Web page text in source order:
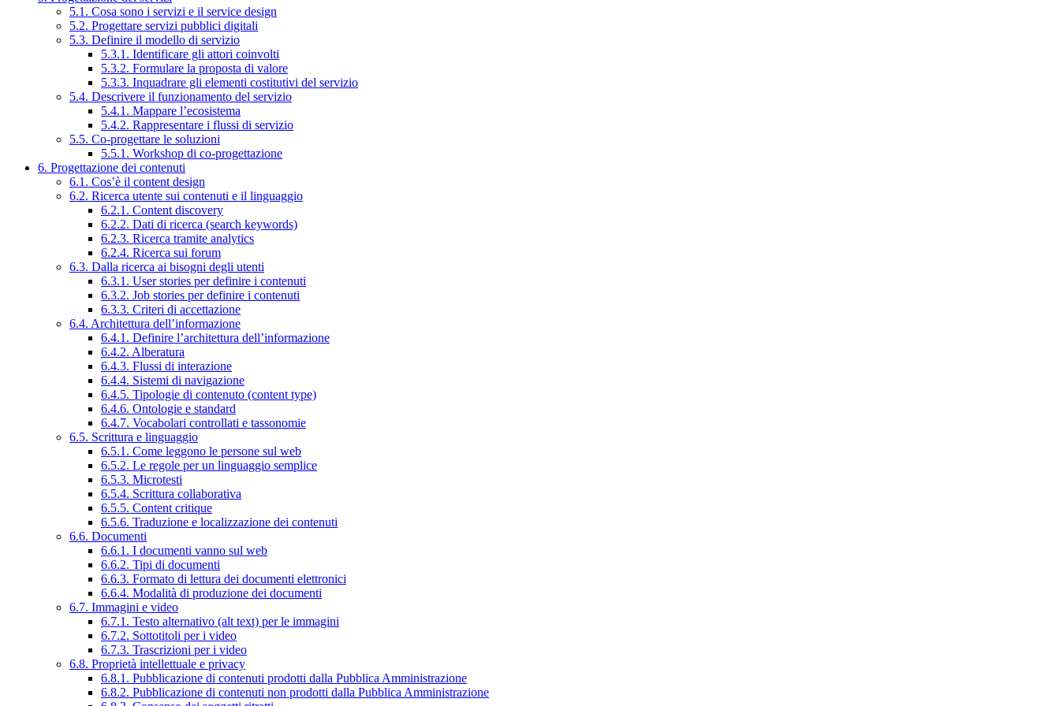
5.1. Cosa sono i servizi e il service design
5.2. Progettare servizi pubblici digitali
5.3. Definire il modello di servizio
5.3.1. Identificare gli attori coinvolti
5.3.2. Formulare la proposta di valore
5.3.3. Inquadrare gli elementi costitutivi del servizio
5.4. Descrivere il funzionamento del servizio
5.4.1. Mappare l’ecosistema
5.4.2. Rappresentare i flussi di servizio
5.5. Co-progettare le soluzioni
5.5.1. Workshop di co-progettazione
6. Progettazione dei contenuti
6.1. Cos’è il content design
6.2. Ricerca utente sui contenuti e il linguaggio
6.2.1. Content discovery
6.2.2. Dati di ricerca (search keywords)
6.2.3. Ricerca tramite analytics
6.2.4. Ricerca sui forum
6.3. Dalla ricerca ai bisogni degli utenti
6.3.1. User stories per definire i contenuti
6.3.2. Job stories per definire i contenuti
6.3.3. Criteri di accettazione
6.4. Architettura dell’informazione
6.4.1. Definire l’architettura dell’informazione
6.4.2. Alberatura
6.4.3. Flussi di interazione
6.4.4. Sistemi di navigazione
6.4.5. Tipologie di contenuto (content type)
6.4.6. Ontologie e standard
6.4.7. Vocabolari controllati e tassonomie
6.5. Scrittura e linguaggio
6.5.1. Come leggono le persone sul web
6.5.2. Le regole per un linguaggio semplice
6.5.3. Microtesti
6.5.4. Scrittura collaborativa
6.5.5. Content critique
6.5.6. Traduzione e localizzazione dei contenuti
6.6. Documenti
6.6.1. I documenti vanno sul web
6.6.2. Tipi di documenti
6.6.3. Formato di lettura dei documenti elettronici
6.6.4. Modalità di produzione dei documenti
6.7. Immagini e video
6.7.1. Testo alternativo (alt text) per le immagini
6.7.2. Sottotitoli per i video
6.7.3. Trascrizioni per i video
6.8. Proprietà intellettuale e privacy
6.8.1. Pubblicazione di contenuti prodotti dalla Pubblica Amministrazione
6.8.2. Pubblicazione di contenuti non prodotti dalla Pubblica Amministrazione